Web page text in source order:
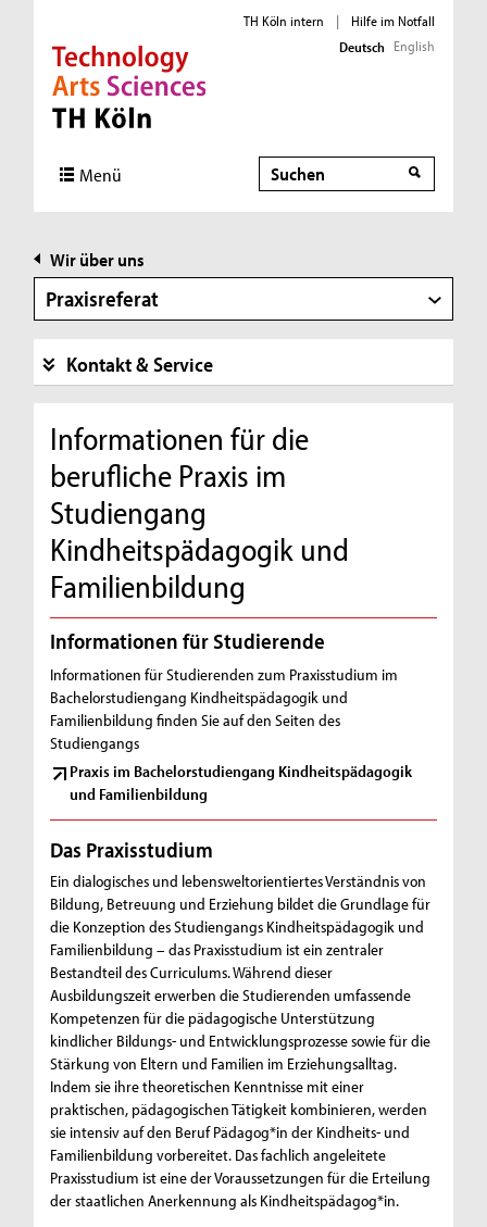
Direkt zur Hauptnavigation
Direkt zur Subnavigation
Direkt zum Inhalt
Direkt zum Fußbereich
TH Köln intern |
Hilfe im Notfall
Deutsch English
Menü Suche
Suche
Wir über uns
Praxisreferat
Kontakt & Service
Informationen für die
berufliche Praxis im
Studiengang
Kindheitspädagogik und
Familienbildung
Informationen für Studierende
Informationen für Studierenden zum Praxisstudium im
Bachelorstudiengang Kindheitspädagogik und
Familienbildung finden Sie auf den Seiten des
Studiengangs
Praxis im Bachelorstudiengang Kindheitspädagogik
und Familienbildung
Das Praxisstudium
Ein dialogisches und lebensweltorientiertes Verständnis von
Bildung, Betreuung und Erziehung bildet die Grundlage für
die Konzeption des Studiengangs Kindheitspädagogik und
Familienbildung – das Praxisstudium ist ein zentraler
Bestandteil des Curriculums. Während dieser
Ausbildungszeit erwerben die Studierenden umfassende
Kompetenzen für die pädagogische Unterstützung
kindlicher Bildungs- und Entwicklungsprozesse sowie für die
Stärkung von Eltern und Familien im Erziehungsalltag.
Indem sie ihre theoretischen Kenntnisse mit einer
praktischen, pädagogischen Tätigkeit kombinieren, werden
sie intensiv auf den Beruf Pädagog*in der Kindheits- und
Familienbildung vorbereitet. Das fachlich angeleitete
Praxisstudium ist eine der Voraussetzungen für die Erteilung
der staatlichen Anerkennung als Kindheitspädagog*in.